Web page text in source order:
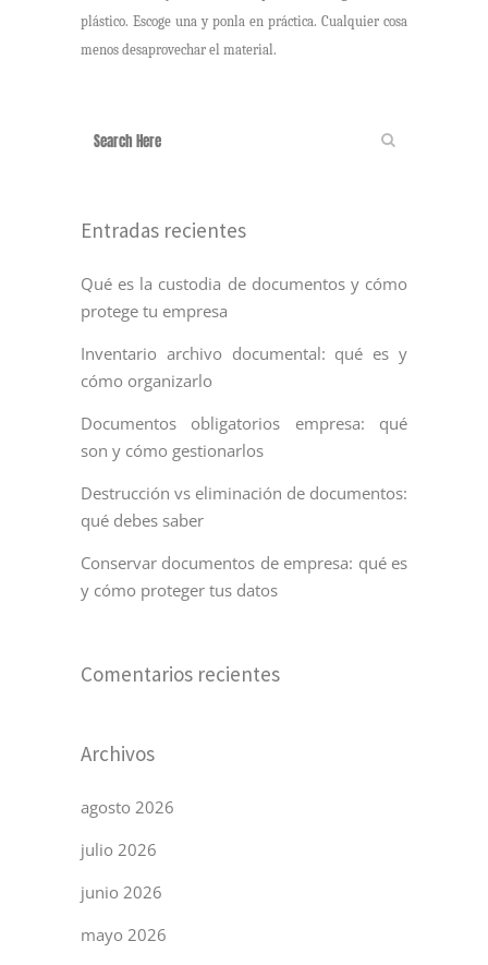
plástico. Escoge una y ponla en práctica. Cualquier cosa
menos desaprovechar el material.
Entradas recientes
Qué es la custodia de documentos y cómo
protege tu empresa
Inventario archivo documental: qué es y
cómo organizarlo
Documentos obligatorios empresa: qué
son y cómo gestionarlos
Destrucción vs eliminación de documentos:
qué debes saber
Conservar documentos de empresa: qué es
y cómo proteger tus datos
Comentarios recientes
Archivos
agosto 2026
julio 2026
junio 2026
mayo 2026